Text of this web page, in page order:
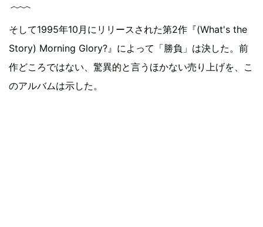
そして1995年10月にリリースされた第2作『(What's the
Story) Morning Glory?』によって「勝負」は決した。前
作どころではない、驚異的と言うほかない売り上げを、こ
のアルバムは示した。